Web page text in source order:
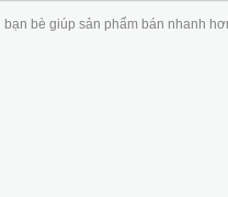
bạn bè giúp sản phẩm bán nhanh